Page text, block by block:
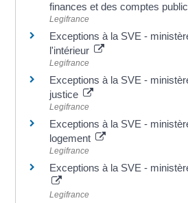
finances et des comptes
Legifrance
Exceptions à la SVE -
l'intérieur
Legifrance
Exceptions à la SVE -
justice
Legifrance
Exceptions à la SVE -
logement
Legifrance
Exceptions à la SVE -
Legifrance